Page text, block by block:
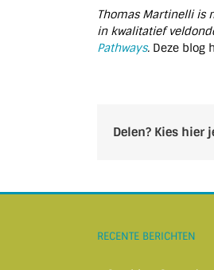
Thomas Martinelli is
in kwalitatief
Pathways. Deze blog
Delen? Kies hier
RECENTE BERICHTEN